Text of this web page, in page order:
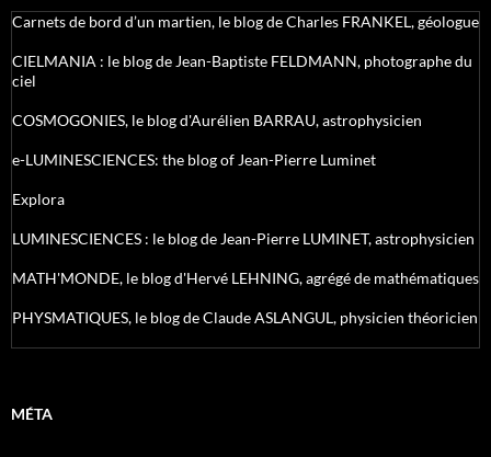
Carnets de bord d’un martien, le blog de Charles FRANKEL, géologue
CIELMANIA : le blog de Jean-Baptiste FELDMANN, photographe du
ciel
COSMOGONIES, le blog d'Aurélien BARRAU, astrophysicien
e-LUMINESCIENCES: the blog of Jean-Pierre Luminet
Explora
LUMINESCIENCES : le blog de Jean-Pierre LUMINET, astrophysicien
MATH'MONDE, le blog d'Hervé LEHNING, agrégé de mathématiques
PHYSMATIQUES, le blog de Claude ASLANGUL, physicien théoricien
MÉTA